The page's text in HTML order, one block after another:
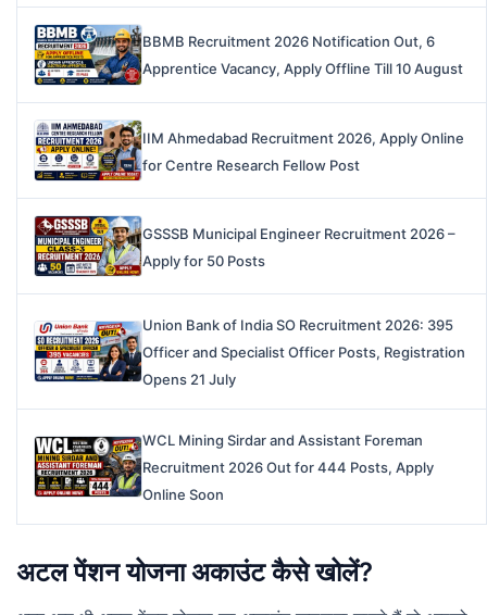
BBMB Recruitment 2026 Notification Out, 6
Apprentice Vacancy, Apply Offline Till 10 August
IIM Ahmedabad Recruitment 2026, Apply Online
for Centre Research Fellow Post
GSSSB Municipal Engineer Recruitment 2026 –
Apply for 50 Posts
Union Bank of India SO Recruitment 2026: 395
Officer and Specialist Officer Posts, Registration
Opens 21 July
WCL Mining Sirdar and Assistant Foreman
Recruitment 2026 Out for 444 Posts, Apply
Online Soon
अटल पेंशन योजना अकाउंट कैसे खोलें?